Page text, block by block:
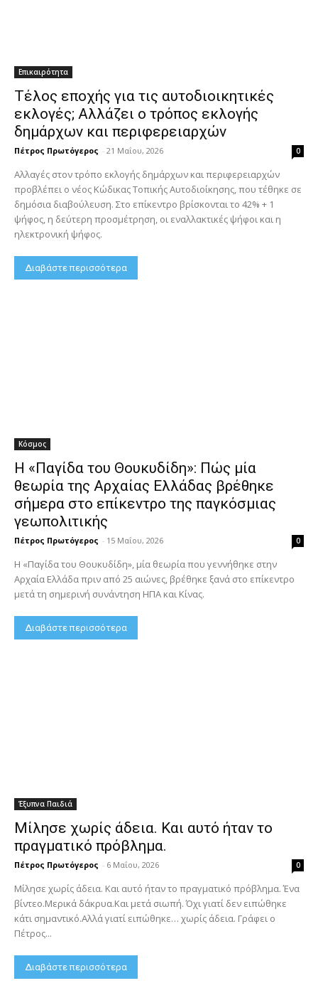
Επικαιρότητα
Τέλος εποχής για τις αυτοδιοικητικές
εκλογές; Αλλάζει ο τρόπος εκλογής
δημάρχων και περιφερειαρχών
Πέτρος Πρωτόγερος - 21 Μαΐου, 2026 0
Αλλαγές στον τρόπο εκλογής δημάρχων και περιφερειαρχών
προβλέπει ο νέος Κώδικας Τοπικής Αυτοδιοίκησης, που τέθηκε σε
δημόσια διαβούλευση. Στο επίκεντρο βρίσκονται το 42% + 1
ψήφος, η δεύτερη προσμέτρηση, οι εναλλακτικές ψήφοι και η
ηλεκτρονική ψήφος.
Διαβάστε περισσότερα
Κόσμος
Η «Παγίδα του Θουκυδίδη»: Πώς μία
θεωρία της Αρχαίας Ελλάδας βρέθηκε
σήμερα στο επίκεντρο της παγκόσμιας
γεωπολιτικής
Πέτρος Πρωτόγερος - 15 Μαΐου, 2026 0
Η «Παγίδα του Θουκυδίδη», μία θεωρία που γεννήθηκε στην
Αρχαία Ελλάδα πριν από 25 αιώνες, βρέθηκε ξανά στο επίκεντρο
μετά τη σημερινή συνάντηση ΗΠΑ και Κίνας.
Διαβάστε περισσότερα
Έξυπνα Παιδιά
Μίλησε χωρίς άδεια. Και αυτό ήταν το
πραγματικό πρόβλημα.
Πέτρος Πρωτόγερος - 6 Μαΐου, 2026 0
Μίλησε χωρίς άδεια. Και αυτό ήταν το πραγματικό πρόβλημα. Ένα
βίντεο.Μερικά δάκρυα.Και μετά σιωπή. Όχι γιατί δεν ειπώθηκε
κάτι σημαντικό.Αλλά γιατί ειπώθηκε… χωρίς άδεια. Γράφει ο
Πέτρος...
Διαβάστε περισσότερα